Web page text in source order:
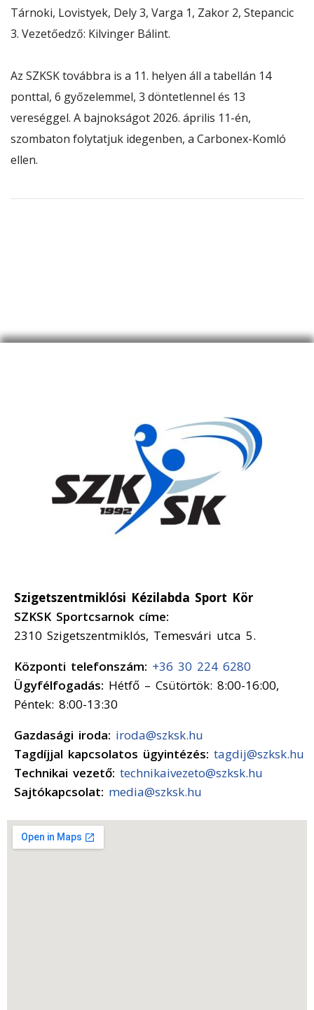
Tárnoki, Lovistyek, Dely 3, Varga 1, Zakor 2, Stepancic
3. Vezetőedző: Kilvinger Bálint.
Az SZKSK továbbra is a 11. helyen áll a tabellán 14
ponttal, 6 győzelemmel, 3 döntetlennel és 13
vereséggel. A bajnokságot 2026. április 11-én,
szombaton folytatjuk idegenben, a Carbonex-Komló
ellen.
Szigetszentmiklósi Kézilabda Sport Kör
SZKSK Sportcsarnok címe:
2310 Szigetszentmiklós, Temesvári utca 5.
Központi telefonszám: +36 30 224 6280
Ügyfélfogadás: Hétfő – Csütörtök: 8:00-16:00,
Péntek: 8:00-13:30
Gazdasági iroda: iroda@szksk.hu
Tagdíjjal kapcsolatos ügyintézés: tagdij@szksk.hu
Technikai vezető: technikaivezeto@szksk.hu
Sajtókapcsolat: media@szksk.hu